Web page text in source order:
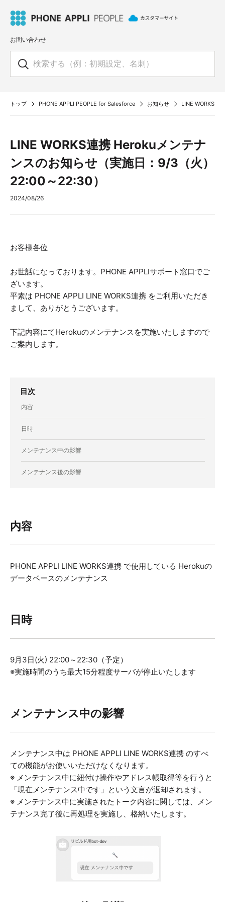
お問い合わせ
トップ PHONE APPLI PEOPLE for Salesforce お知らせ LINE WORKS連
LINE WORKS連携 Herokuメンテナ
ンスのお知らせ（実施日：9/3（火）
22:00～22:30）
2024/08/26
お客様各位
お世話になっております。PHONE APPLIサポート窓口でご
ざいます。
平素は PHONE APPLI LINE WORKS連携 をご利用いただき
まして、ありがとうございます。
下記内容にてHerokuのメンテナンスを実施いたしますので
ご案内します。
目次
内容
日時
メンテナンス中の影響
メンテナンス後の影響
内容
PHONE APPLI LINE WORKS連携 で使用している Herokuの
データベースのメンテナンス
日時
9月3日(火) 22:00～22:30（予定）
※実施時間のうち最大15分程度サーバが停止いたします
メンテナンス中の影響
メンテナンス中は PHONE APPLI LINE WORKS連携 のすべ
ての機能がお使いいただけなくなります。
※ メンテナンス中に紐付け操作やアドレス帳取得等を行うと
「現在メンテナンス中です」という文言が返却されます。
※ メンテナンス中に実施されたトーク内容に関しては、メン
テナンス完了後に再処理を実施し、格納いたします。